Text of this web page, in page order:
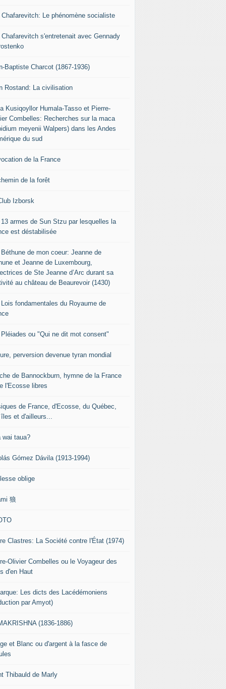
Chafarevitch: Le phénomène socialiste
Chafarevitch s'entretenait avec Gennady
Baptiste Charcot (1867-1936)
Rostand: La civilisation
Kusiqoyllor Humala-Tasso et Pierre-
Combelles: Recherches sur la maca
meyenii Walpers) dans les Andes
du sud
de la France
de la forêt
Izborsk
13 armes de Sun Stzu par lesquelles la
est déstabilisée
de mon coeur: Jeanne de
et Jeanne de Luxembourg,
de Ste Jeanne d’Arc durant sa
au château de Beaurevoir (1430)
fondamentales du Royaume de
Pléiades ou "Qui ne dit mot consent"
perversion devenue tyran mondial
de Bannockburn, hymne de la France
l'Ecosse libres
de France, d'Ecosse, du Québec,
et d'ailleurs...
wai taua?
Gómez Dávila (1913-1994)
oblige
狼
Clastres: La Société contre l'État (1974)
Olivier Combelles ou le Voyageur des
d'en Haut
Les dicts des Lacédémoniens
par Amyot)
(1836-1886)
et Blanc ou d'argent à la fasce de
Thibauld de Marly